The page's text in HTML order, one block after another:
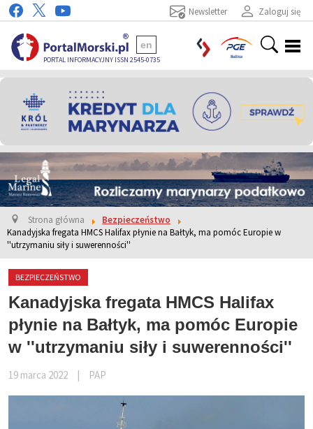
Zaloguj się
Newsletter
PORTAL INFORMACYJNY ISSN 2545-0735
en
Strona główna
Bezpieczeństwo
Kanadyjska fregata HMCS Halifax płynie na Bałtyk, ma pomóc Europie w
''utrzymaniu siły i suwerenności''
BEZPIECZEŃSTWO
Kanadyjska fregata HMCS Halifax
płynie na Bałtyk, ma pomóc Europie
w ''utrzymaniu siły i suwerenności''
19 marca 2022 PAP